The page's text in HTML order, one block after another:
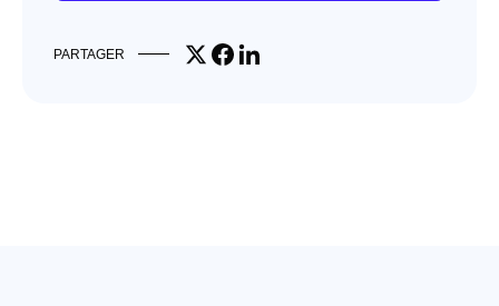
PARTAGER Share on X
Share on Facebook
Share on LinkedIn